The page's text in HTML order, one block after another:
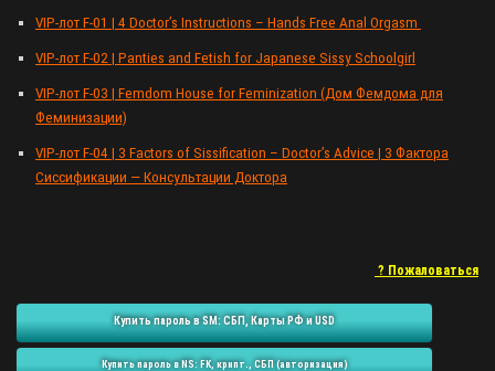
VIP-лот F-01 | 4 Doctor’s Instructions – Hands Free Anal Orgasm
VIP-лот F-02 | Panties and Fetish for Japanese Sissy Schoolgirl
VIP-лот F-03 | Femdom House for Feminization (Дом Фемдома для
Феминизации)
VIP-лот F-04 | 3 Factors of Sissification – Doctor’s Advice | 3 Фактора
Сиссификации — Консультации Доктора
? Пожаловаться
Купить пароль в SM: СБП, Карты РФ и USD
Купить пароль в NS: FK, крипт., СБП (авторизация)